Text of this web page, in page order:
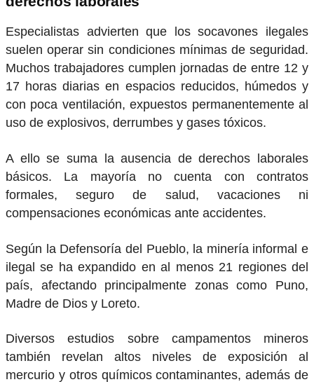
Especialistas advierten que los socavones ilegales
suelen operar sin condiciones mínimas de seguridad.
Muchos trabajadores cumplen jornadas de entre 12 y
17 horas diarias en espacios reducidos, húmedos y
con poca ventilación, expuestos permanentemente al
uso de explosivos, derrumbes y gases tóxicos.
A ello se suma la ausencia de derechos laborales
básicos. La mayoría no cuenta con contratos
formales, seguro de salud, vacaciones ni
compensaciones económicas ante accidentes.
Según la Defensoría del Pueblo, la minería informal e
ilegal se ha expandido en al menos 21 regiones del
país, afectando principalmente zonas como Puno,
Madre de Dios y Loreto.
Diversos estudios sobre campamentos mineros
también revelan altos niveles de exposición al
mercurio y otros químicos contaminantes, además de